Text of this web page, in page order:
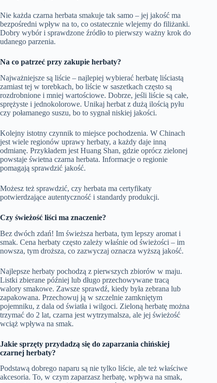
Nie każda czarna herbata smakuje tak samo – jej jakość ma
bezpośredni wpływ na to, co ostatecznie wlejemy do filiżanki.
Dobry wybór i sprawdzone źródło to pierwszy ważny krok do
udanego parzenia.
Na co patrzeć przy zakupie herbaty?
Najważniejsze są liście – najlepiej wybierać herbatę liściastą
zamiast tej w torebkach, bo liście w saszetkach często są
rozdrobnione i mniej wartościowe. Dobrze, jeśli liście są całe,
sprężyste i jednokolorowe. Unikaj herbat z dużą ilością pyłu
czy połamanego suszu, bo to sygnał niskiej jakości.
Kolejny istotny czynnik to miejsce pochodzenia. W Chinach
jest wiele regionów uprawy herbaty, a każdy daje inną
odmianę. Przykładem jest Huang Shan, gdzie oprócz zielonej
powstaje świetna czarna herbata. Informacje o regionie
pomagają sprawdzić jakość.
Możesz też sprawdzić, czy herbata ma certyfikaty
potwierdzające autentyczność i standardy produkcji.
Czy świeżość liści ma znaczenie?
Bez dwóch zdań! Im świeższa herbata, tym lepszy aromat i
smak. Cena herbaty często zależy właśnie od świeżości – im
nowsza, tym droższa, co zazwyczaj oznacza wyższą jakość.
Najlepsze herbaty pochodzą z pierwszych zbiorów w maju.
Listki zbierane później lub długo przechowywane tracą
walory smakowe. Zawsze sprawdź, kiedy była zebrana lub
zapakowana. Przechowuj ją w szczelnie zamkniętym
pojemniku, z dala od światła i wilgoci. Zieloną herbatę można
trzymać do 2 lat, czarna jest wytrzymalsza, ale jej świeżość
wciąż wpływa na smak.
Jakie sprzęty przydadzą się do zaparzania chińskiej
czarnej herbaty?
Podstawą dobrego naparu są nie tylko liście, ale też właściwe
akcesoria. To, w czym zaparzasz herbatę, wpływa na smak,